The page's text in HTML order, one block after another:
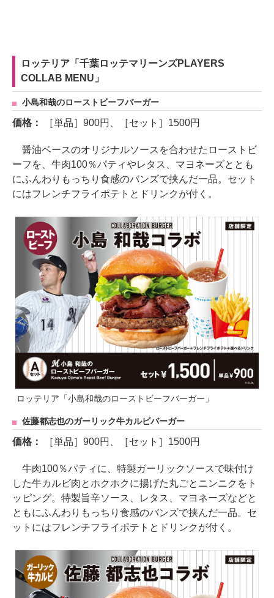
ロッテリア「千葉ロッテマリーンズPLAYERS
COLLAB MENU」
小島和哉のローストビーフバーガー
価格： ［単品］900円、［セット］1500円
醤油ベースのオリジナルソースを合わせたローストビ
ーフを、牛肉100％パティやレタス、マヨネーズととも
にふんわりもっちり食感のバンズで挟んだ一品。セット
にはフレンチフライポテトとドリンクが付く。
ロッテリア「小島和哉のローストビーフバーガー」
佐藤都志也のガーリック牛カルビバーガー
価格： ［単品］900円、［セット］1500円
牛肉100％パティに、特製ガーリックソースで味付け
した牛カルビ肉とホクホクに揚げた丸ごとニンニクをト
ッピング。特製旨辛ソース、レタス、マヨネーズなどと
ともにふんわりもっちり食感のバンズで挟んだ一品。セ
ットにはフレンチフライポテトとドリンクが付く。